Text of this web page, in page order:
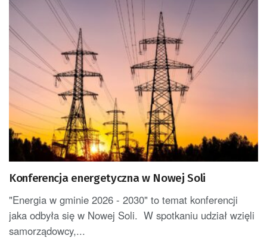
Konferencja energetyczna w Nowej Soli
"Energia w gminie 2026 - 2030" to temat konferencji
jaka odbyła się w Nowej Soli. W spotkaniu udział wzięli
samorządowcy,...